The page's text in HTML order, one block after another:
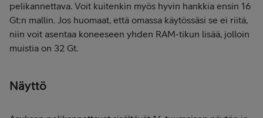
pelikannettava. Voit kuitenkin myös hyvin hankkia ensin 16
Gt:n mallin. Jos huomaat, että omassa käytössäsi se ei riitä,
niin voit asentaa koneeseen yhden RAM-tikun lisää, jolloin
muistia on 32 Gt.
Näyttö